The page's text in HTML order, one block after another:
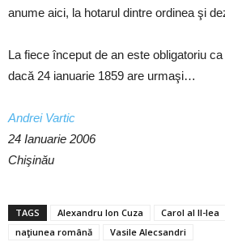
anume aici, la hotarul dintre ordinea şi
La fiece început de an este obligatoriu
dacă 24 ianuarie 1859 are urmaşi…
Andrei Vartic
24 Ianuarie 2006
Chişinău
TAGS Alexandru Ion Cuza Carol al II-lea
naţiunea română
Vasile Alecsandri